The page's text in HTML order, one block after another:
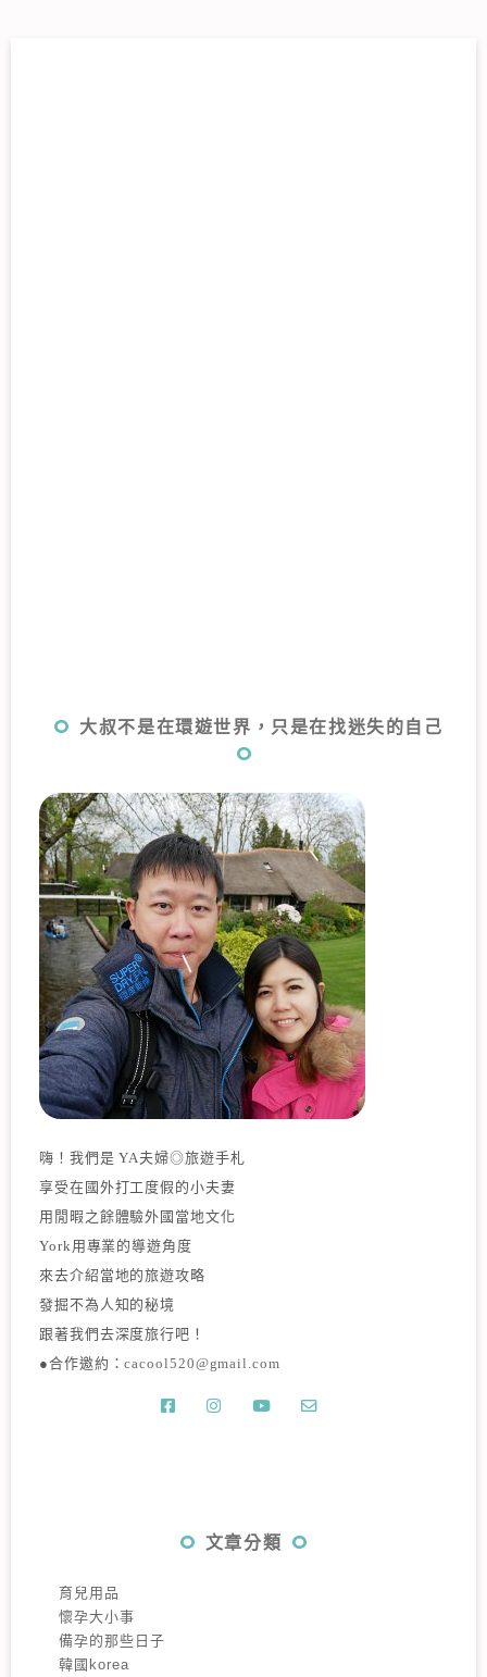
大叔不是在環遊世界，只是在找迷失的自己
嗨！我們是 YA夫婦◎旅遊手札
享受在國外打工度假的小夫妻
用閒暇之餘體驗外國當地文化
York用專業的導遊角度
來去介紹當地的旅遊攻略
發掘不為人知的秘境
跟著我們去深度旅行吧！
●合作邀約：cacool520@gmail.com
文章分類
育兒用品
懷孕大小事
備孕的那些日子
韓國korea